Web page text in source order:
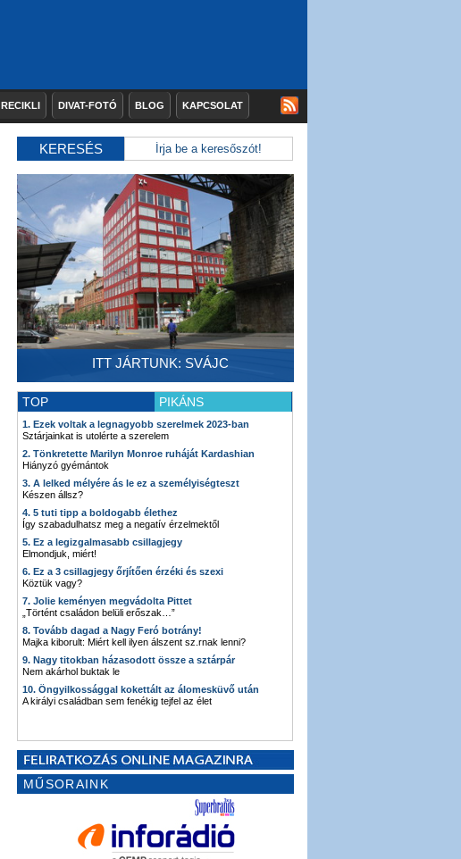
RECIKLI DIVAT-FOTÓ BLOG KAPCSOLAT
KERESÉS
ITT JÁRTUNK: SVÁJC
TOP PIKÁNS
1. Ezek voltak a legnagyobb szerelmek 2023-ban
Sztárjainkat is utolérte a szerelem
2. Tönkretette Marilyn Monroe ruháját Kardashian
Hiányzó gyémántok
3. A lelked mélyére ás le ez a személyiségteszt
Készen állsz?
4. 5 tuti tipp a boldogabb élethez
Így szabadulhatsz meg a negatív érzelmektől
5. Ez a legizgalmasabb csillagjegy
Elmondjuk, miért!
6. Ez a 3 csillagjegy őrjítően érzéki és szexi
Köztük vagy?
7. Jolie keményen megvádolta Pittet
„Történt családon belüli erőszak…”
8. Tovább dagad a Nagy Feró botrány!
Majka kiborult: Miért kell ilyen álszent sz.rnak lenni?
9. Nagy titokban házasodott össze a sztárpár
Nem akárhol buktak le
10. Öngyilkossággal kokettált az álomesküvő után
A királyi családban sem fenékig tejfel az élet
MŰSORAINK